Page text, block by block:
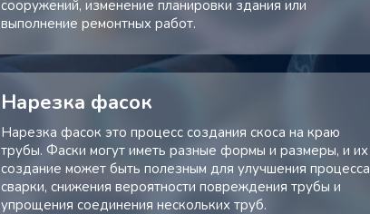
сооружений, изменение планировки здания или
выполнение ремонтных работ.
Нарезка фасок
Нарезка фасок это процесс создания скоса на краю
трубы. Фаски могут иметь разные формы и размеры, и их
создание может быть полезным для улучшения процесса
сварки, снижения вероятности повреждения трубы и
упрощения соединения нескольких труб.